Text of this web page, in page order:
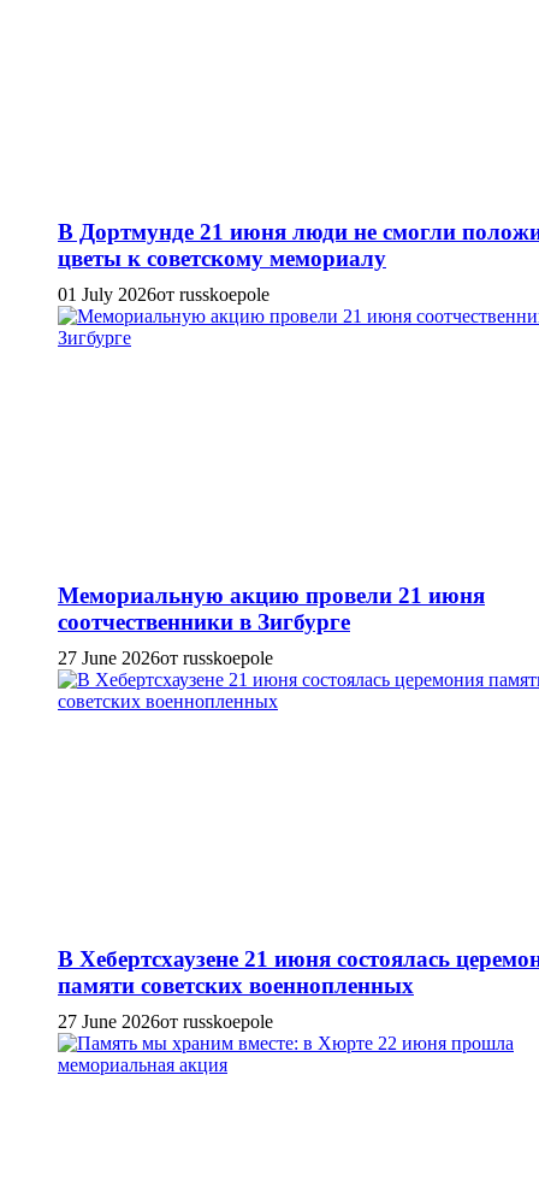
В Дортмунде 21 июня люди не смогли
цветы к советскому мемориалу
01 July 2026от russkoepole
Мемориальную акцию провели 21 июня
соотчественники в Зигбурге
27 June 2026от russkoepole
В Хебертсхаузене 21 июня состоялась
памяти советских военнопленных
27 June 2026от russkoepole